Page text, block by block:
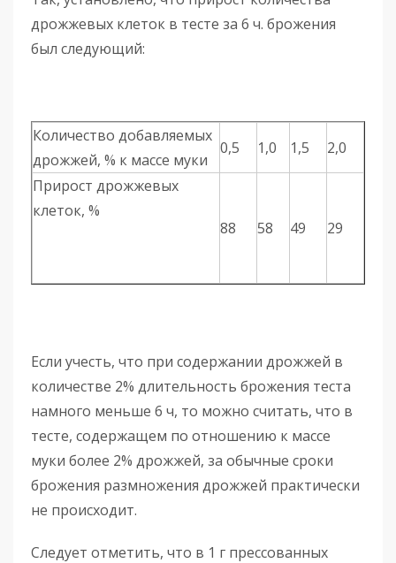
дрожжевых клеток в тесте за 6 ч. брожения
был следующий:
Количество добавляемых
дрожжей, % к массе муки
0,5 1,0 1,5
2,0
Прирост дрожжевых
клеток, %
88
58 49 29
Если учесть, что при содержании дрожжей в
количестве 2% длительность брожения теста
намного меньше 6 ч, то можно считать, что в
тесте, содержащем по отношению к массе
муки более 2% дрожжей, за обычные сроки
брожения размножения дрожжей практически
не происходит.
Следует отметить, что в 1 г прессованных